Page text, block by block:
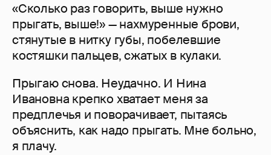
«Сколько раз говорить, выше нужно
прыгать, выше!» — нахмуренные брови,
стянутые в нитку губы, побелевшие
костяшки пальцев, сжатых в кулаки.
Прыгаю снова. Неудачно. И Нина
Ивановна крепко хватает меня за
предплечья и поворачивает, пытаясь
объяснить, как надо прыгать. Мне больно,
я плачу.